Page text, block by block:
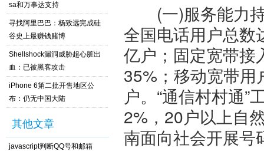
sa和万事达支持
寻找阿里巴巴：杨致远完成硅
谷史上最赚钱赌博
Shellshock漏洞威胁超心脏出
血：已被黑客攻击
iPhone 6第二批开售地区公
布：仍无中国大陆
其他文章
javascript判断QQ号和邮箱
(一)服务能力持
全国电话用户总数
亿户；固定宽带接
35%；移动宽带
户。“通信村村通
2%，20户以上自
南面向社会开展号